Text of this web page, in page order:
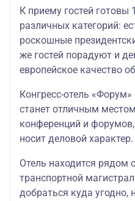
К приему гостей
различных категорий:
роскошные
же гостей порадуют и
европейское качество
Конгресс-отель
станет отличным
конференций и форумов,
носит деловой характер.
Отель находится рядом
транспортной
добраться куда угодно,